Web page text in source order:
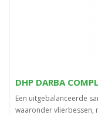
DHP DARBA
Een uitgebalanceerde
waaronder vlierbessen,